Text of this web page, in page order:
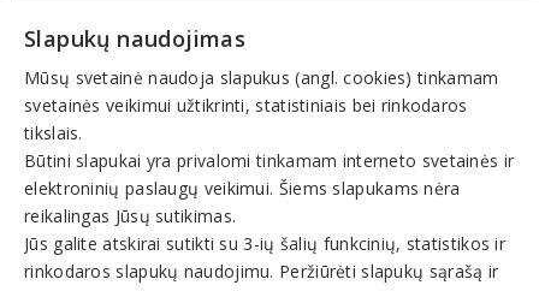
© INFOMINTA, UAB. Visos teisės saugomos. Telefonas+370
6900 1551. El. paštasinfo@1551.info
Pagrindinis
Tikslinti duomenis
Slapukų naudojimas
Mūsų svetainė naudoja slapukus (angl. cookies) tinkamam
svetainės veikimui užtikrinti, statistiniais bei rinkodaros
tikslais.
Būtini slapukai yra privalomi tinkamam interneto svetainės ir
elektroninių paslaugų veikimui. Šiems slapukams nėra
reikalingas Jūsų sutikimas.
Jūs galite atskirai sutikti su 3-ių šalių funkcinių, statistikos ir
rinkodaros slapukų naudojimu. Peržiūrėti slapukų sąrašą ir